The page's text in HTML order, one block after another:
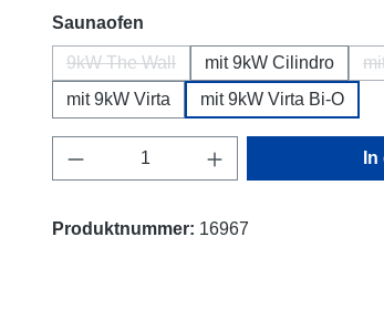
Saunaofen
9kW The Wall
(Diese Option ist zurzeit nicht
mit 9kW Cilindro
mit 9kW Virta mit 9kW Virta Bi-O
Produkt Anzahl: Gib den
Produktnummer: 16967